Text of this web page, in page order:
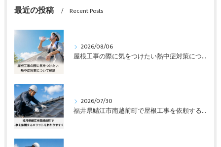
最近の投稿 Recent Posts
2026/08/06
屋根工事の際に気をつけたい熱中症対策について解説
2026/07/30
福井県鯖江市南越前町で屋根工事を依頼するメリットをわかりやすく解説